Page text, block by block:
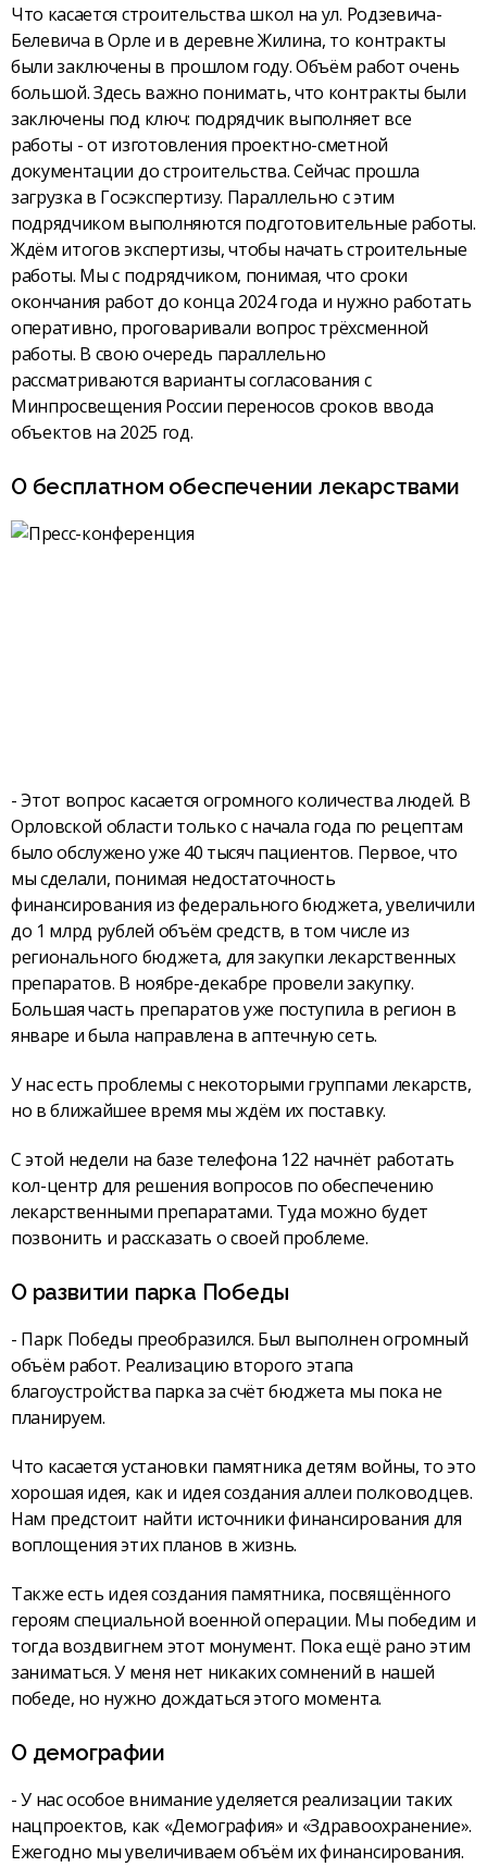
Что касается строительства школ на ул. Родзевича-
Белевича в Орле и в деревне Жилина, то контракты
были заключены в прошлом году. Объём работ очень
большой. Здесь важно понимать, что контракты были
заключены под ключ: подрядчик выполняет все
работы - от изготовления проектно-сметной
документации до строительства. Сейчас прошла
загрузка в Госэкспертизу. Параллельно с этим
подрядчиком выполняются подготовительные работы.
Ждём итогов экспертизы, чтобы начать строительные
работы. Мы с подрядчиком, понимая, что сроки
окончания работ до конца 2024 года и нужно работать
оперативно, проговаривали вопрос трёхсменной
работы. В свою очередь параллельно
рассматриваются варианты согласования с
Минпросвещения России переносов сроков ввода
объектов на 2025 год.
О бесплатном обеспечении лекарствами
- Этот вопрос касается огромного количества людей. В
Орловской области только с начала года по рецептам
было обслужено уже 40 тысяч пациентов. Первое, что
мы сделали, понимая недостаточность
финансирования из федерального бюджета, увеличили
до 1 млрд рублей объём средств, в том числе из
регионального бюджета, для закупки лекарственных
препаратов. В ноябре-декабре провели закупку.
Большая часть препаратов уже поступила в регион в
январе и была направлена в аптечную сеть.
У нас есть проблемы с некоторыми группами лекарств,
но в ближайшее время мы ждём их поставку.
С этой недели на базе телефона 122 начнёт работать
кол-центр для решения вопросов по обеспечению
лекарственными препаратами. Туда можно будет
позвонить и рассказать о своей проблеме.
О развитии парка Победы
- Парк Победы преобразился. Был выполнен огромный
объём работ. Реализацию второго этапа
благоустройства парка за счёт бюджета мы пока не
планируем.
Что касается установки памятника детям войны, то это
хорошая идея, как и идея создания аллеи полководцев.
Нам предстоит найти источники финансирования для
воплощения этих планов в жизнь.
Также есть идея создания памятника, посвящённого
героям специальной военной операции. Мы победим и
тогда воздвигнем этот монумент. Пока ещё рано этим
заниматься. У меня нет никаких сомнений в нашей
победе, но нужно дождаться этого момента.
О демографии
- У нас особое внимание уделяется реализации таких
нацпроектов, как «Демография» и «Здравоохранение».
Ежегодно мы увеличиваем объём их финансирования.